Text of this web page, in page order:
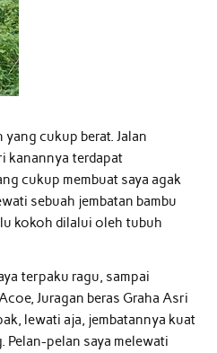
yang cukup berat. Jalan
kanannya terdapat
cukup membuat saya agak
sebuah jembatan bambu
kokoh dilalui oleh tubuh
terpaku ragu, sampai
Juragan beras Graha Asri
lewati aja, jembatannya kuat
Pelan-pelan saya melewati